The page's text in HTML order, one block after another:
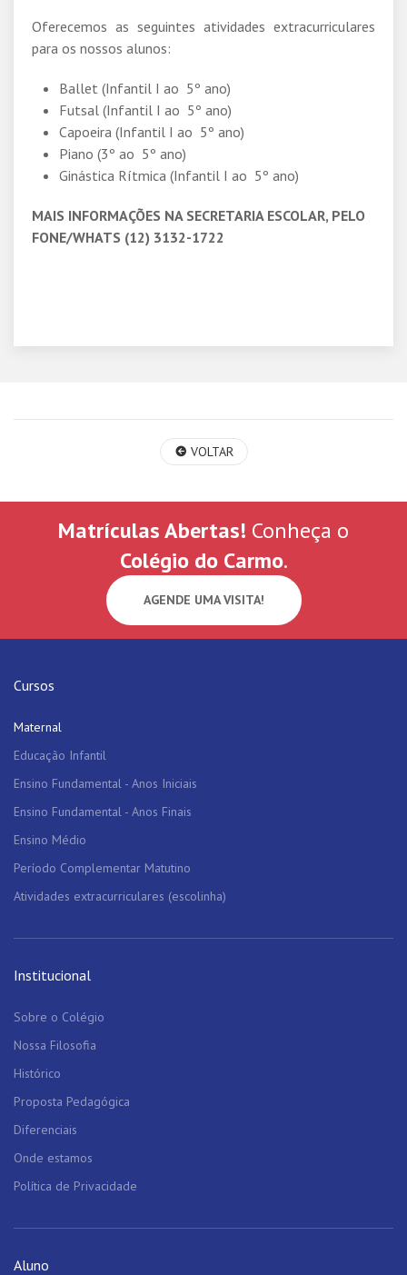
Oferecemos as seguintes atividades extracurriculares
para os nossos alunos:
Ballet (Infantil I ao 5º ano)
Futsal (Infantil I ao 5º ano)
Capoeira (Infantil I ao 5º ano)
Piano (3º ao 5º ano)
Ginástica Rítmica (Infantil I ao 5º ano)
MAIS INFORMAÇÕES NA SECRETARIA ESCOLAR, PELO
FONE/WHATS (12) 3132-1722
VOLTAR
Matrículas Abertas! Conheça o
Colégio do Carmo.
AGENDE UMA VISITA!
Cursos
Maternal
Educação Infantil
Ensino Fundamental - Anos Iniciais
Ensino Fundamental - Anos Finais
Ensino Médio
Período Complementar Matutino
Atividades extracurriculares (escolinha)
Institucional
Sobre o Colégio
Nossa Filosofia
Histórico
Proposta Pedagógica
Diferenciais
Onde estamos
Política de Privacidade
Aluno